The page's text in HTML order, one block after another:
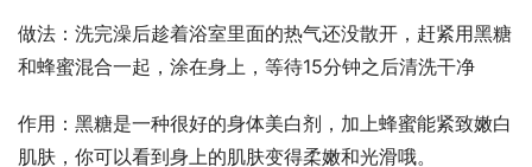
做法：洗完澡后趁着浴室里面的热气还没散开，赶紧用黑糖
和蜂蜜混合一起，涂在身上，等待15分钟之后清洗干净
作用：黑糖是一种很好的身体美白剂，加上蜂蜜能紧致嫩白
肌肤，你可以看到身上的肌肤变得柔嫩和光滑哦。